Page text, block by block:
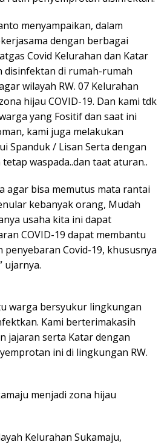
menyampaikan, dalam
dengan berbagai
Covid Kelurahan dan Katar
disinfektan di rumah-rumah
wilayah RW. 07 Kelurahan
hijau COVID-19. Dan kami tdk
yang Fositif dan saat ini
kami juga melakukan
Spanduk / Lisan Serta dengan
waspada..dan taat aturan..
agar bisa memutus mata rantai
kebanyak orang, Mudah
usaha kita ini dapat
COVID-19 dapat membantu
Covid-19, khususnya
ujarnya.
warga bersyukur lingkungan
Kami berterimakasih
jajaran serta Katar dengan
ini di lingkungan RW.
menjadi zona hijau
Kelurahan Sukamaju,